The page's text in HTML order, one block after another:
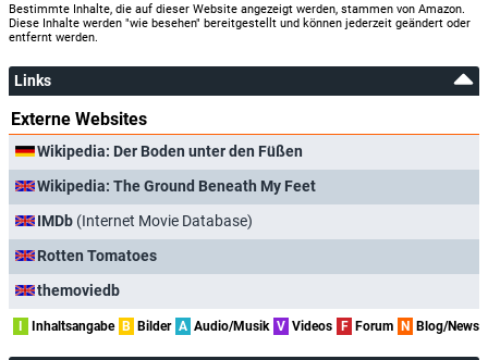
Bestimmte Inhalte, die auf dieser Website angezeigt werden, stammen von Amazon.
Diese Inhalte werden "wie besehen" bereitgestellt und können jederzeit geändert oder
entfernt werden.
Links
Externe Websites
Wikipedia: Der Boden unter den Füßen
Wikipedia: The Ground Beneath My Feet
IMDb (Internet Movie Database)
Rotten Tomatoes
themoviedb
I Inhaltsangabe B Bilder A Audio/Musik V Videos F Forum N Blog/News